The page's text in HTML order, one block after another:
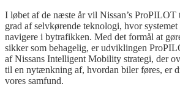
I løbet af de næste år vil Nissan’s
grad af selvkørende teknologi, hvor
navigere i bytrafikken. Med det formål at
sikker som behagelig, er udviklingen
af Nissans Intelligent Mobility strategi, der
til en nytænkning af, hvordan biler føres, er
vores samfund.